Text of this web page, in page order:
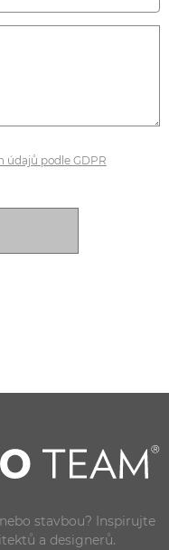
údajů podle GDPR
stavbou? Inspirujte
a designerů.